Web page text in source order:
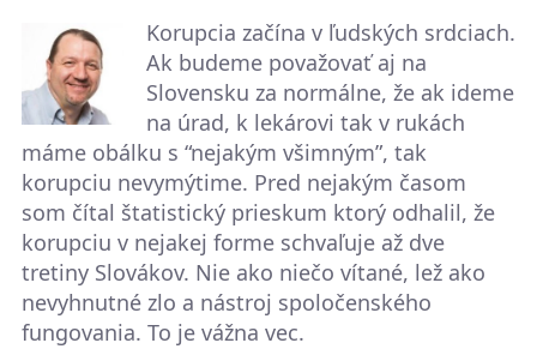
Korupcia začína v ľudských srdciach.
Ak budeme považovať aj na
Slovensku za normálne, že ak ideme
na úrad, k lekárovi tak v rukách
máme obálku s “nejakým všimným”, tak
korupciu nevymýtime. Pred nejakým časom
som čítal štatistický prieskum ktorý odhalil, že
korupciu v nejakej forme schvaľuje až dve
tretiny Slovákov. Nie ako niečo vítané, lež ako
nevyhnutné zlo a nástroj spoločenského
fungovania. To je vážna vec.